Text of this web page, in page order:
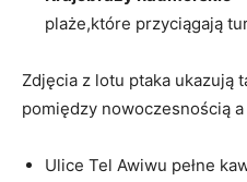
plaże,które przyciągają
Zdjęcia z lotu ptaka ukazują
pomiędzy nowoczesnością a
Ulice Tel Awiwu pełne